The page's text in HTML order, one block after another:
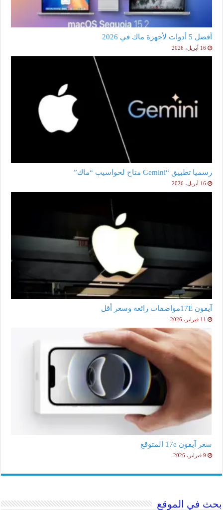
أفضل 5 أدوات لأجهزة ماك في 2026
16 أبريل، 2026
رسميا تطبيق “Gemini متاح لحواسيب “ماك”
16 أبريل، 2026
آيفون 17Eمواصفات رائعة وسعر أقل
11 فبراير، 2026
سعر آيفون 17e المتوقع
9 فبراير، 2026
بحث في الموقع